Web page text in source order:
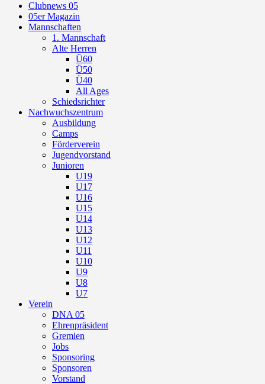
Clubnews 05
05er Magazin
Mannschaften
1. Mannschaft
Alte Herren
Ü60
Ü50
Ü40
All Ages
Schiedsrichter
Nachwuchszentrum
Ausbildung
Camps
Förderverein
Jugendvorstand
Junioren
U19
U17
U16
U15
U14
U13
U12
U11
U10
U9
U8
U7
Verein
DNA 05
Ehrenpräsident
Gremien
Jobs
Sponsoring
Sponsoren
Vorstand